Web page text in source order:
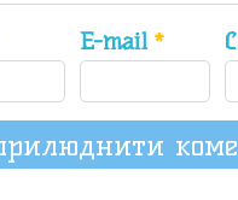
E-mail*